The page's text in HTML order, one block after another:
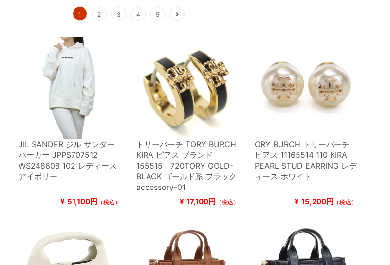
1 2 3 4 5
JIL SANDER ジル サンダー
パーカー JPPS707512
WS248608 102 レディース
アイボリー
¥ 51,100円 （税込）
トリーバーチ TORY BURCH
KIRA ピアス ブランド
155515 720TORY GOLD-
BLACK ゴールド系 ブラック
accessory-01
¥ 17,100円 （税込）
ORY BURCH トリーバーチ
ピアス 11165514 110 KIRA
PEARL STUD EARRING レデ
ィース ホワイト
¥ 15,200円 （税込）